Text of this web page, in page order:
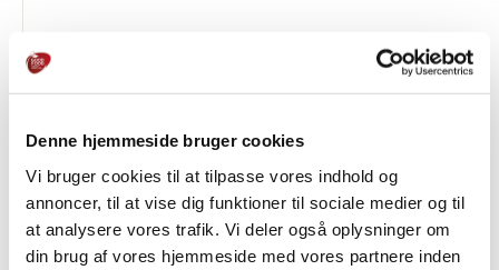
Denne hjemmeside bruger cookies
Vi bruger cookies til at tilpasse vores indhold og
annoncer, til at vise dig funktioner til sociale medier og til
at analysere vores trafik. Vi deler også oplysninger om
din brug af vores hjemmeside med vores partnere inden
Tomat Ketchup